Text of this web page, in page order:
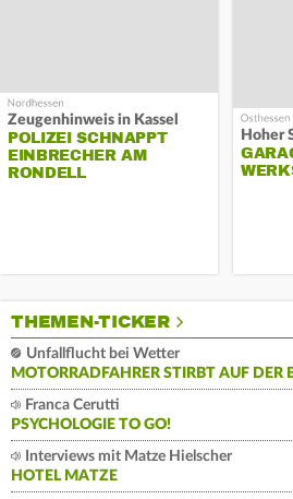
Zeugenhinweis in Kassel
POLIZEI SCHNAPPT
EINBRECHER AM
RONDELL
Hoher
THEMEN-TICKER
Unfallflucht bei Wetter
MOTORRADFAHRER STIRBT AUF DER
Franca Cerutti
PSYCHOLOGIE TO GO!
Interviews mit Matze Hielscher
HOTEL MATZE